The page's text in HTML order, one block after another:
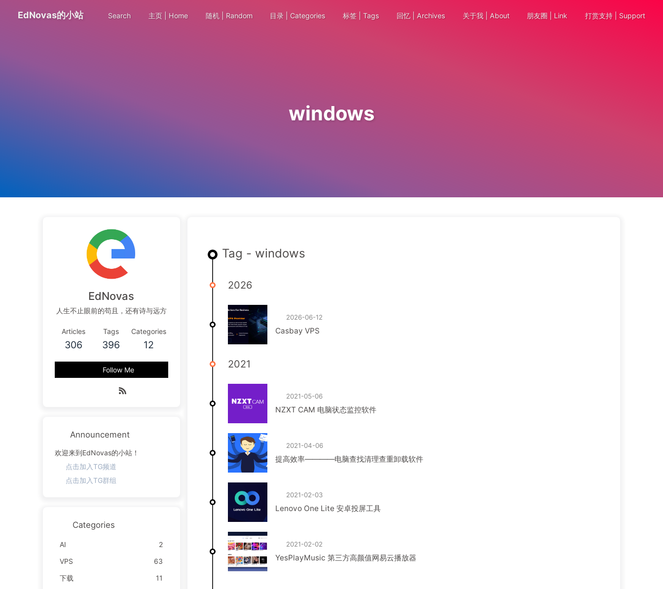
EdNovas的小站 Search 主页 | Home 随机 | Random 目录 | Categories 标签 | Tags 回忆 | Archives 关于我 | About 朋友圈 | Link 打赏支持 | Support
windows
Tag - windows
2026
2026-06-12
Casbay VPS
2021
2021-05-06
NZXT CAM 电脑状态监控软件
2021-04-06
提高效率————电脑查找清理查重卸载软件
2021-02-03
Lenovo One Lite 安卓投屏工具
2021-02-02
YesPlayMusic 第三方高颜值网易云播放器
EdNovas
人生不止眼前的苟且，还有诗与远方
Articles
306
Tags
396
Categories
12
Follow Me
Announcement
欢迎来到EdNovas的小站！
点击加入TG频道
点击加入TG群组
Categories
AI
2
VPS
63
下载
11